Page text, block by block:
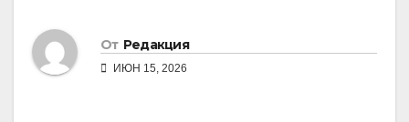
От Редакция
ИЮН 15, 2026